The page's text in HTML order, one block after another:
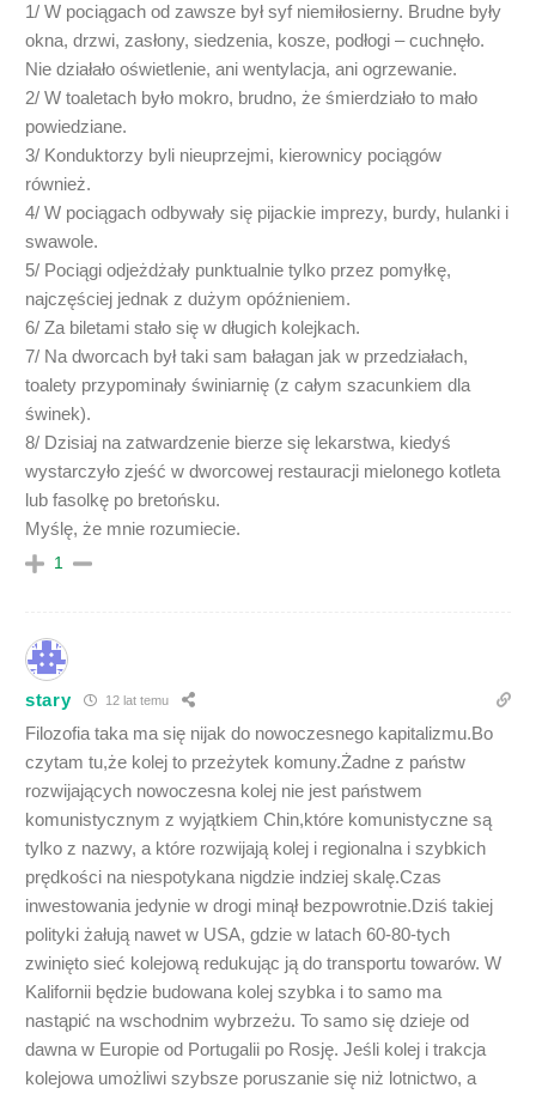
1/ W pociągach od zawsze był syf niemiłosierny. Brudne były
okna, drzwi, zasłony, siedzenia, kosze, podłogi – cuchnęło.
Nie działało oświetlenie, ani wentylacja, ani ogrzewanie.
2/ W toaletach było mokro, brudno, że śmierdziało to mało
powiedziane.
3/ Konduktorzy byli nieuprzejmi, kierownicy pociągów
również.
4/ W pociągach odbywały się pijackie imprezy, burdy, hulanki i
swawole.
5/ Pociągi odjeżdżały punktualnie tylko przez pomyłkę,
najczęściej jednak z dużym opóźnieniem.
6/ Za biletami stało się w długich kolejkach.
7/ Na dworcach był taki sam bałagan jak w przedziałach,
toalety przypominały świniarnię (z całym szacunkiem dla
świnek).
8/ Dzisiaj na zatwardzenie bierze się lekarstwa, kiedyś
wystarczyło zjeść w dworcowej restauracji mielonego kotleta
lub fasolkę po bretońsku.
Myślę, że mnie rozumiecie.
1
stary 12 lat temu
Filozofia taka ma się nijak do nowoczesnego kapitalizmu.Bo
czytam tu,że kolej to przeżytek komuny.Żadne z państw
rozwijających nowoczesna kolej nie jest państwem
komunistycznym z wyjątkiem Chin,które komunistyczne są
tylko z nazwy, a które rozwijają kolej i regionalna i szybkich
prędkości na niespotykana nigdzie indziej skalę.Czas
inwestowania jedynie w drogi minął bezpowrotnie.Dziś takiej
polityki żałują nawet w USA, gdzie w latach 60-80-tych
zwinięto sieć kolejową redukując ją do transportu towarów. W
Kalifornii będzie budowana kolej szybka i to samo ma
nastąpić na wschodnim wybrzeżu. To samo się dzieje od
dawna w Europie od Portugalii po Rosję. Jeśli kolej i trakcja
kolejowa umożliwi szybsze poruszanie się niż lotnictwo, a